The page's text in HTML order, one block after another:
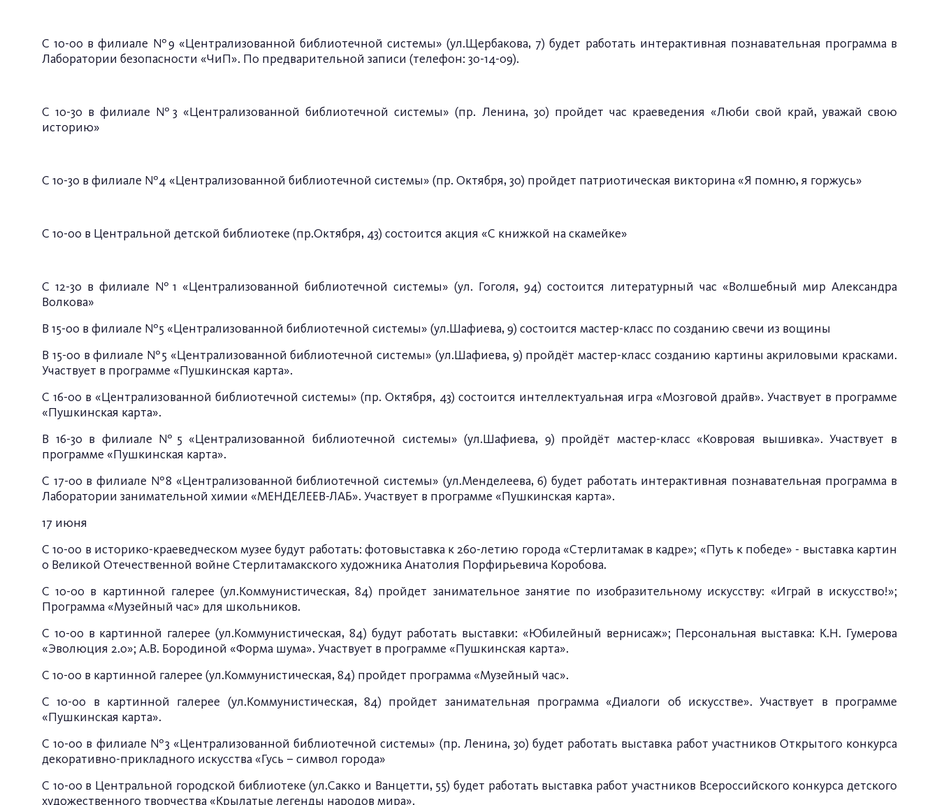
С 10-00 в филиале №9 «Централизованной библиотечной системы» (ул.Щербакова, 7) будет работать интерактивная познавательная программа в
Лаборатории безопасности «ЧиП». По предварительной записи (телефон: 30-14-09).
С 10-30 в филиале №3 «Централизованной библиотечной системы» (пр. Ленина, 30) пройдет час краеведения «Люби свой край, уважай свою
историю»
С 10-30 в филиале №4 «Централизованной библиотечной системы» (пр. Октября, 30) пройдет патриотическая викторина «Я помню, я горжусь»
С 10-00 в Центральной детской библиотеке (пр.Октября, 43) состоится акция «С книжкой на скамейке»
С 12-30 в филиале №1 «Централизованной библиотечной системы» (ул. Гоголя, 94) состоится литературный час «Волшебный мир Александра
Волкова»
В 15-00 в филиале №5 «Централизованной библиотечной системы» (ул.Шафиева, 9) состоится мастер-класс по созданию свечи из вощины
В 15-00 в филиале №5 «Централизованной библиотечной системы» (ул.Шафиева, 9) пройдёт мастер-класс созданию картины акриловыми красками.
Участвует в программе «Пушкинская карта».
С 16-00 в «Централизованной библиотечной системы» (пр. Октября, 43) состоится интеллектуальная игра «Мозговой драйв». Участвует в программе
«Пушкинская карта».
В 16-30 в филиале №5 «Централизованной библиотечной системы» (ул.Шафиева, 9) пройдёт мастер-класс «Ковровая вышивка». Участвует в
программе «Пушкинская карта».
С 17-00 в филиале №8 «Централизованной библиотечной системы» (ул.Менделеева, 6) будет работать интерактивная познавательная программа в
Лаборатории занимательной химии «МЕНДЕЛЕЕВ-ЛАБ». Участвует в программе «Пушкинская карта».
17 июня
С 10-00 в историко-краеведческом музее будут работать: фотовыставка к 260-летию города «Стерлитамак в кадре»; «Путь к победе» - выставка картин
о Великой Отечественной войне Стерлитамакского художника Анатолия Порфирьевича Коробова.
С 10-00 в картинной галерее (ул.Коммунистическая, 84) пройдет занимательное занятие по изобразительному искусству: «Играй в искусство!»;
Программа «Музейный час» для школьников.
С 10-00 в картинной галерее (ул.Коммунистическая, 84) будут работать выставки: «Юбилейный вернисаж»; Персональная выставка: К.Н. Гумерова
«Эволюция 2.0»; А.В. Бородиной «Форма шума». Участвует в программе «Пушкинская карта».
С 10-00 в картинной галерее (ул.Коммунистическая, 84) пройдет программа «Музейный час».
С 10-00 в картинной галерее (ул.Коммунистическая, 84) пройдет занимательная программа «Диалоги об искусстве». Участвует в программе
«Пушкинская карта».
С 10-00 в филиале №3 «Централизованной библиотечной системы» (пр. Ленина, 30) будет работать выставка работ участников Открытого конкурса
декоративно-прикладного искусства «Гусь – символ города»
С 10-00 в Центральной городской библиотеке (ул.Сакко и Ванцетти, 55) будет работать выставка работ участников Всероссийского конкурса детского
художественного творчества «Крылатые легенды народов мира».